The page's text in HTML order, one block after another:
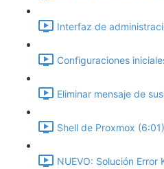
Interfaz de
Configuraciones
Eliminar mensaje de
Shell de Proxmox (6:01)
NUEVO: Solución